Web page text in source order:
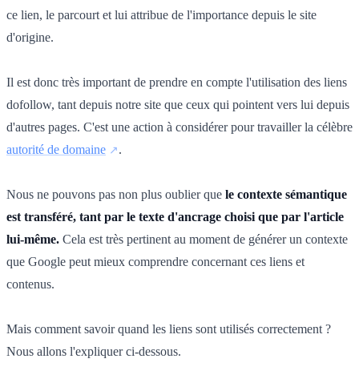
ce lien, le parcourt et lui attribue de l'importance depuis le site
d'origine.
Il est donc très important de prendre en compte l'utilisation des liens
dofollow, tant depuis notre site que ceux qui pointent vers lui depuis
d'autres pages. C'est une action à considérer pour travailler la célèbre
autorité de domaine
.
Nous ne pouvons pas non plus oublier que le contexte sémantique
est transféré, tant par le texte d'ancrage choisi que par l'article
lui-même. Cela est très pertinent au moment de générer un contexte
que Google peut mieux comprendre concernant ces liens et
contenus.
Mais comment savoir quand les liens sont utilisés correctement ?
Nous allons l'expliquer ci-dessous.